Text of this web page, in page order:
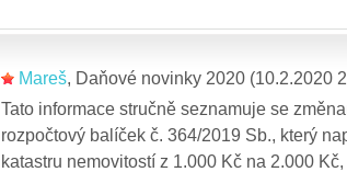
Mareš, Daňové novinky 2020 (10.2.2020
Tato informace stručně seznamuje se
rozpočtový balíček č. 364/2019 Sb., který
katastru nemovitostí z 1.000 Kč na 2.000